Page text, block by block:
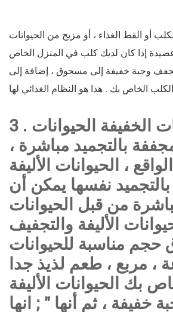
أو القط الغذاء ، أو مزيج من الحيوانات
& 39 ؛ هذه عصيدة إذا كان لديك كلب في المنزل الخاص
وجبة خفيفة إلى مسحوق ، إضافة إلى
3 . تناول الوجبات الخفيفة الحيوانات
بالتجميد مباشرة ،
، الحيوانات الأليفة
بالتجميد نفسها يمكن أن
من قبل الحيوانات
الأليفة والتجفيف
حجم مناسبة للحيوانات
، مربع ، طعم لذيذ جدا
بك الحيوانات الأليفة
خفيفة ، ثم أنها " ; انها